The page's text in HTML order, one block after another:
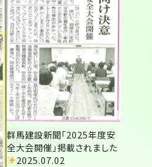
群馬建設新聞「2025年度安
全大会開催」掲載されました
2025.07.02